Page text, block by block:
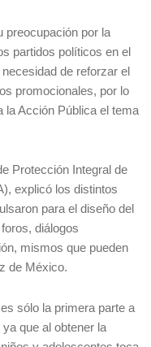
preocupación por la
partidos políticos en el
de reforzar el
promocionales, por lo
la Acción Pública el tema
Protección Integral de
explicó los distintos
para el diseño del
diálogos
mismos que pueden
de México.
sólo la primera parte a
que al obtener la